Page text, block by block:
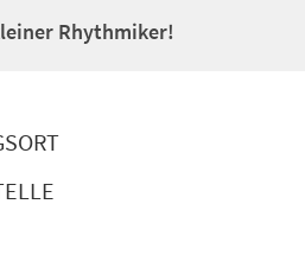
Rhythmiker!